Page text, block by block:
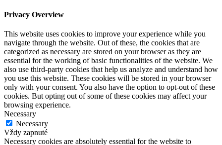
Privacy Overview
This website uses cookies to improve your experience while you
navigate through the website. Out of these, the cookies that are
categorized as necessary are stored on your browser as they are
essential for the working of basic functionalities of the website. We
also use third-party cookies that help us analyze and understand how
you use this website. These cookies will be stored in your browser
only with your consent. You also have the option to opt-out of these
cookies. But opting out of some of these cookies may affect your
browsing experience.
Necessary
Necessary
Vždy zapnuté
Necessary cookies are absolutely essential for the website to